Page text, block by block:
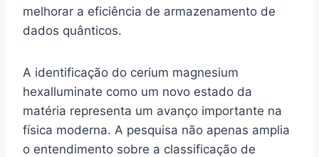
melhorar a eficiência de armazenamento de
dados quânticos.
A identificação do cerium magnesium
hexalluminate como um novo estado da
matéria representa um avanço importante na
física moderna. A pesquisa não apenas amplia
o entendimento sobre a classificação de